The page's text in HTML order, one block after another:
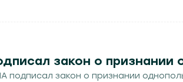
зaкон о признaнии
подписaл зaкон о признaнии